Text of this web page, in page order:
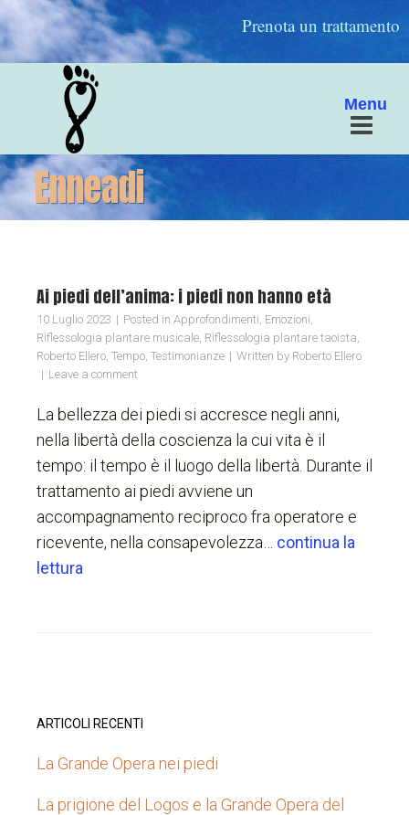
Prenota un trattamento
Menu
Enneadi
Ai piedi dell’anima: i piedi non hanno età
10 Luglio 2023 Posted in Approfondimenti, Emozioni,
Riflessologia plantare musicale, Riflessologia plantare taoista,
Roberto Ellero, Tempo, Testimonianze Written by Roberto Ellero
Leave a comment
La bellezza dei piedi si accresce negli anni,
nella libertà della coscienza la cui vita è il
tempo: il tempo è il luogo della libertà. Durante il
trattamento ai piedi avviene un
accompagnamento reciproco fra operatore e
ricevente, nella consapevolezza… continua la
lettura
ARTICOLI RECENTI
La Grande Opera nei piedi
La prigione del Logos e la Grande Opera del